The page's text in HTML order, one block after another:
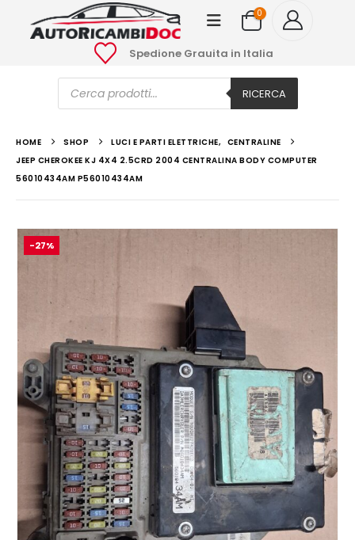
0
Spedione Grauita in Italia
Ricerca
prodotti RICERCA
HOME SHOP LUCI E PARTI ELETTRICHE, CENTRALINE
JEEP CHEROKEE KJ 4X4 2.5CRD 2004 CENTRALINA BODY COMPUTER
56010434AM P56010434AM
-27%